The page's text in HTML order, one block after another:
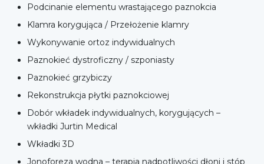
Podcinanie elementu wrastającego paznokcia
Klamra korygująca / Przełożenie klamry
Wykonywanie ortoz indywidualnych
Paznokieć dystroficzny / szponiasty
Paznokieć grzybiczy
Rekonstrukcja płytki paznokciowej
Dobór wkładek indywidualnych, korygujących –
wkładki Jurtin Medical
Wkładki 3D
Jonoforeza wodna – terapia nadpotliwości dłoni i stóp